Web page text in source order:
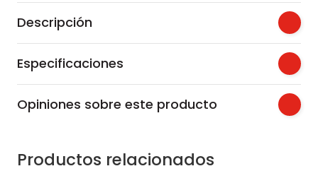
Descripción
Especificaciones
Opiniones sobre este producto
Productos relacionados